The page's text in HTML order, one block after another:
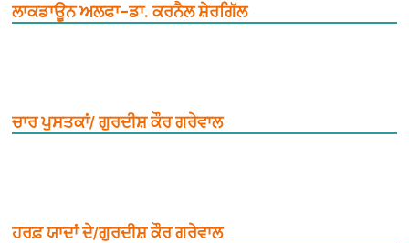
ਲਾਕਡਾਊਨ ਅਲਫਾ–ਡਾ. ਕਰਨੈਲ ਸ਼ੇਰਗਿੱਲ
ਚਾਰ ਪੁਸਤਕਾਂ/ ਗੁਰਦੀਸ਼ ਕੌਰ ਗਰੇਵਾਲ
ਹਰਫ਼ ਯਾਦਾਂ ਦੇ/ਗੁਰਦੀਸ਼ ਕੌਰ ਗਰੇਵਾਲ